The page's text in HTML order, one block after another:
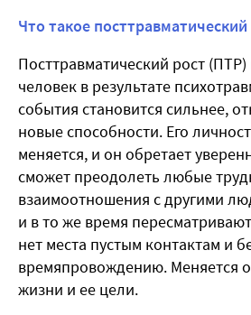
Что такое посттравматический
Посттравматический рост (ПТР)
человек в результате
события становится сильнее,
новые способности. Его
меняется, и он обретает
сможет преодолеть любые
взаимоотношения с другими
и в то же время
нет места пустым контактам и
времяпровождению. Меняется
жизни и ее цели.